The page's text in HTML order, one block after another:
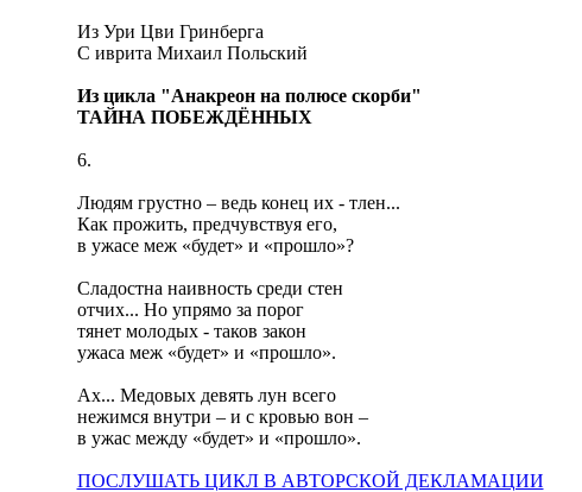
Из Ури Цви Гринберга
C иврита Михаил Польский
Из цикла "Анакреон на полюсе скорби"
ТАЙНА ПОБЕЖДЁННЫХ
6.
Людям грустно – ведь конец их - тлен...
Как прожить, предчувствуя его,
в ужасе меж «будет» и «прошло»?
Сладостна наивность среди стен
отчих... Но упрямо за порог
тянет молодых - таков закон
ужаса меж «будет» и «прошло».
Ах... Медовых девять лун всего
нежимся внутри – и с кровью вон –
в ужас между «будет» и «прошло».
ПОСЛУШАТЬ ЦИКЛ В АВТОРСКОЙ ДЕКЛАМАЦИИ